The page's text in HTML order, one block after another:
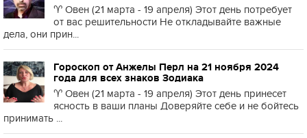
♈️ Овен (21 марта - 19 апреля) Этот день потребует
от вас решительности Не откладывайте важные
дела, они прин...
Гороскоп от Анжелы Перл на 21 ноября 2024
года для всех знаков Зодиака
♈️ Овен (21 марта - 19 апреля) Этот день принесет
ясность в ваши планы Доверяйте себе и не бойтесь
принимать ...